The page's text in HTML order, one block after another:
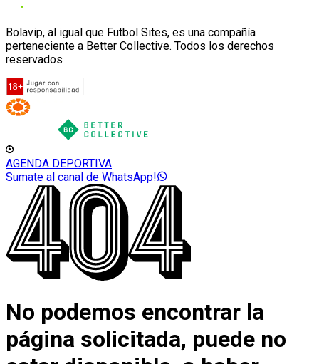
Bolavip, al igual que Futbol Sites, es una compañía
perteneciente a Better Collective. Todos los derechos
reservados
AGENDA DEPORTIVA
Sumate al canal de WhatsApp!
No podemos encontrar la
página solicitada, puede no